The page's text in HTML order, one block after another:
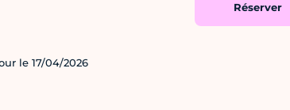
Réserver
le 17/04/2026